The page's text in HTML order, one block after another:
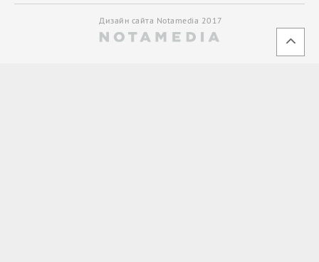
Дизайн сайта Notamedia 2017